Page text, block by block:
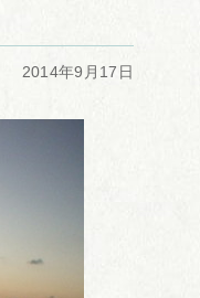
2014年9月17日